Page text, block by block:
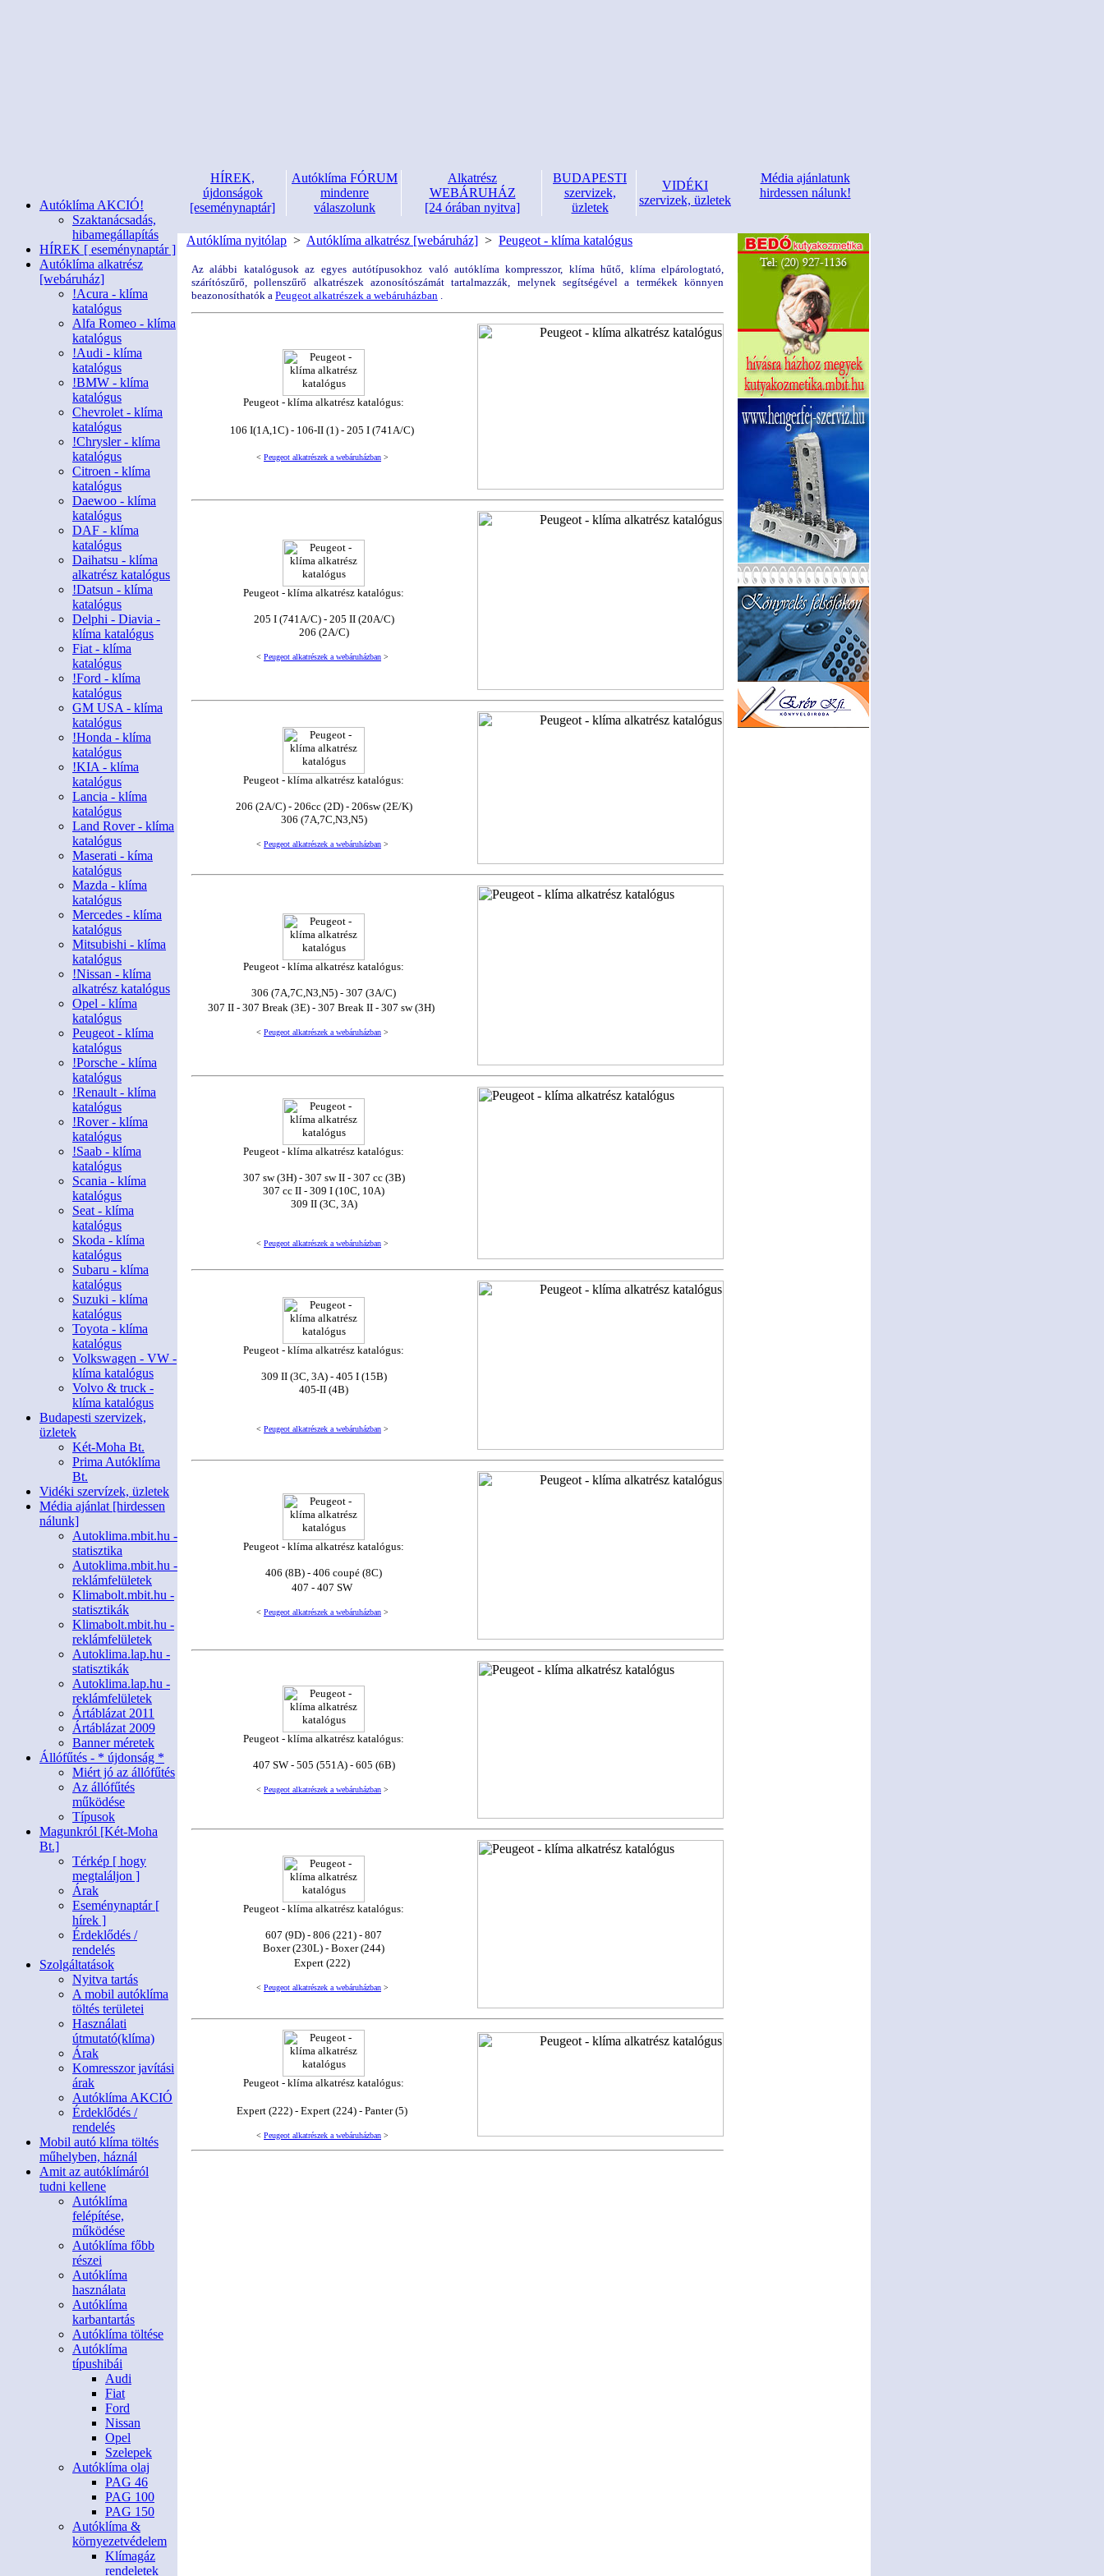
Autóklíma AKCIÓ!
Szaktanácsadás,
hibamegállapítás
HÍREK [ eseménynaptár ]
Autóklíma alkatrész
[webáruház]
!Acura - klíma
katalógus
Alfa Romeo - klíma
katalógus
!Audi - klíma
katalógus
!BMW - klíma
katalógus
Chevrolet - klíma
katalógus
!Chrysler - klíma
katalógus
Citroen - klíma
katalógus
Daewoo - klíma
katalógus
DAF - klíma
katalógus
Daihatsu - klíma
alkatrész katalógus
!Datsun - klíma
katalógus
Delphi - Diavia -
klíma katalógus
Fiat - klíma
katalógus
!Ford - klíma
katalógus
GM USA - klíma
katalógus
!Honda - klíma
katalógus
!KIA - klíma
katalógus
Lancia - klíma
katalógus
Land Rover - klíma
katalógus
Maserati - kíma
katalógus
Mazda - klíma
katalógus
Mercedes - klíma
katalógus
Mitsubishi - klíma
katalógus
!Nissan - klíma
alkatrész katalógus
Opel - klíma
katalógus
Peugeot - klíma
katalógus
!Porsche - klíma
katalógus
!Renault - klíma
katalógus
!Rover - klíma
katalógus
!Saab - klíma
katalógus
Scania - klíma
katalógus
Seat - klíma
katalógus
Skoda - klíma
katalógus
Subaru - klíma
katalógus
Suzuki - klíma
katalógus
Toyota - klíma
katalógus
Volkswagen - VW -
klíma katalógus
Volvo & truck -
klíma katalógus
Budapesti szervizek,
üzletek
Két-Moha Bt.
Prima Autóklíma
Bt.
Vidéki szervízek, üzletek
Média ajánlat [hirdessen
nálunk]
Autoklima.mbit.hu -
statisztika
Autoklima.mbit.hu -
reklámfelületek
Klimabolt.mbit.hu -
statisztikák
Klimabolt.mbit.hu -
reklámfelületek
Autoklima.lap.hu -
statisztikák
Autoklima.lap.hu -
reklámfelületek
Ártáblázat 2011
Ártáblázat 2009
Banner méretek
Állófűtés - * újdonság *
Miért jó az állófűtés
Az állófűtés
működése
Típusok
Magunkról [Két-Moha
Bt.]
Térkép [ hogy
megtaláljon ]
Árak
Eseménynaptár [
hírek ]
Érdeklődés /
rendelés
Szolgáltatások
Nyitva tartás
A mobil autóklíma
töltés területei
Használati
útmutató(klíma)
Árak
Komresszor javítási
árak
Autóklíma AKCIÓ
Érdeklődés /
rendelés
Mobil autó klíma töltés
műhelyben, háznál
Amit az autóklímáról
tudni kellene
Autóklíma
felépítése,
működése
Autóklíma főbb
részei
Autóklíma
használata
Autóklíma
karbantartás
Autóklíma töltése
Autóklíma
típushibái
Audi
Fiat
Ford
Nissan
Opel
Szelepek
Autóklíma olaj
PAG 46
PAG 100
PAG 150
Autóklíma &
környezetvédelem
Klímagáz
rendeletek
HÍREK,
újdonságok
[eseménynaptár]
Autóklíma FÓRUM
mindenre
válaszolunk
Alkatrész
WEBÁRUHÁZ
[24 órában nyitva]
BUDAPESTI
szervizek,
üzletek
VIDÉKI
szervizek, üzletek
Média ajánlatunk
hirdessen nálunk!
Autóklíma nyitólap > Autóklíma alkatrész [webáruház] > Peugeot - klíma katalógus
Az alábbi katalógusok az egyes autótípusokhoz való autóklíma kompresszor, klíma hűtő, klíma elpárologtató,
szárítószűrő, pollenszűrő alkatrészek azonosítószámát tartalmazzák, melynek segítségével a termékek könnyen
beazonosíthatók a Peugeot alkatrészek a webáruházban .
Peugeot - klíma alkatrész katalógus:
106 I(1A,1C) - 106-II (1) - 205 I (741A/C)
< Peugeot alkatrészek a webáruházban >
Peugeot - klíma alkatrész katalógus:
205 I (741A/C) - 205 II (20A/C)
206 (2A/C)
< Peugeot alkatrészek a webáruházban >
Peugeot - klíma alkatrész katalógus:
206 (2A/C) - 206cc (2D) - 206sw (2E/K)
306 (7A,7C,N3,N5)
< Peugeot alkatrészek a webáruházban >
Peugeot - klíma alkatrész katalógus:
306 (7A,7C,N3,N5) - 307 (3A/C)
307 II - 307 Break (3E) - 307 Break II - 307 sw (3H)
< Peugeot alkatrészek a webáruházban >
Peugeot - klíma alkatrész katalógus:
307 sw (3H) - 307 sw II - 307 cc (3B)
307 cc II - 309 I (10C, 10A)
309 II (3C, 3A)
< Peugeot alkatrészek a webáruházban >
Peugeot - klíma alkatrész katalógus:
309 II (3C, 3A) - 405 I (15B)
405-II (4B)
< Peugeot alkatrészek a webáruházban >
Peugeot - klíma alkatrész katalógus:
406 (8B) - 406 coupé (8C)
407 - 407 SW
< Peugeot alkatrészek a webáruházban >
Peugeot - klíma alkatrész katalógus:
407 SW - 505 (551A) - 605 (6B)
< Peugeot alkatrészek a webáruházban >
Peugeot - klíma alkatrész katalógus:
607 (9D) - 806 (221) - 807
Boxer (230L) - Boxer (244)
Expert (222)
< Peugeot alkatrészek a webáruházban >
Peugeot - klíma alkatrész katalógus:
Expert (222) - Expert (224) - Panter (5)
< Peugeot alkatrészek a webáruházban >